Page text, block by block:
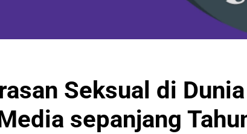
Seksual di
sepanjang